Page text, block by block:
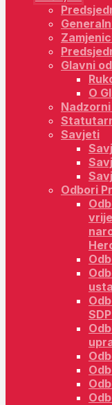
Glavni
O
Savjeti
Odbori